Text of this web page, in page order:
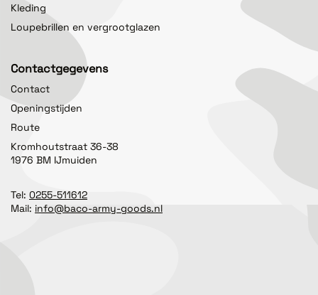
Kleding
Loupebrillen en vergrootglazen
Contactgegevens
Contact
Openingstijden
Route
Kromhoutstraat 36-38
1976 BM IJmuiden
Tel: 0255-511612
Mail: info@baco-army-goods.nl